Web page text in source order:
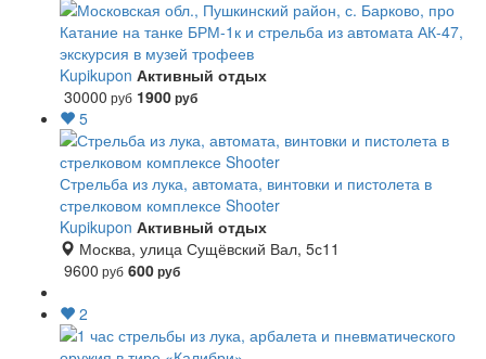
Катание на танке БРМ-1к и стрельба из автомата АК-47,
экскурсия в музей трофеев
Kupikupon Активный отдых
30000 руб 1900руб
5
Стрельба из лука, автомата, винтовки и пистолета в
стрелковом комплексе Shooter
Kupikupon Активный отдых
Москва, улица Сущёвский Вал, 5с11
9600 руб 600руб
2